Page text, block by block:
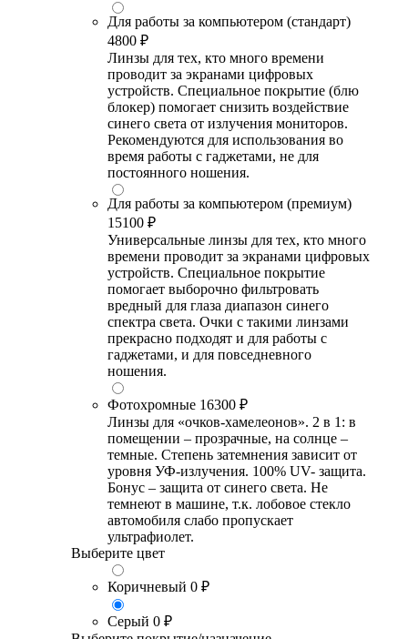
Для работы за компьютером (стандарт)
4800 ₽
Линзы для тех, кто много времени
проводит за экранами цифровых
устройств. Специальное покрытие (блю
блокер) помогает снизить воздействие
синего света от излучения мониторов.
Рекомендуются для использования во
время работы с гаджетами, не для
постоянного ношения.
Для работы за компьютером (премиум)
15100 ₽
Универсальные линзы для тех, кто много
времени проводит за экранами цифровых
устройств. Специальное покрытие
помогает выборочно фильтровать
вредный для глаза диапазон синего
спектра света. Очки с такими линзами
прекрасно подходят и для работы с
гаджетами, и для повседневного
ношения.
Фотохромные 16300 ₽
Линзы для «очков-хамелеонов». 2 в 1: в
помещении – прозрачные, на солнце –
темные. Степень затемнения зависит от
уровня УФ-излучения. 100% UV- защита.
Бонус – защита от синего света. Не
темнеют в машине, т.к. лобовое стекло
автомобиля слабо пропускает
ультрафиолет.
Выберите цвет
Коричневый 0 ₽
Серый 0 ₽